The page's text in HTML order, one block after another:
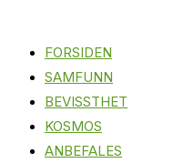
FORSIDEN
SAMFUNN
BEVISSTHET
KOSMOS
ANBEFALES